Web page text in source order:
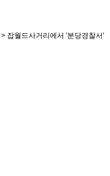
> 잡월드사거리에서 '분당경찰서'